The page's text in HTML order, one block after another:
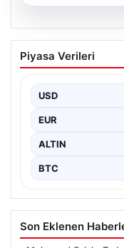
34 Yılın
Mutluluk: İkiz
Adıyaman'da
Piyasa Verileri
USD
EUR
ALTIN
BTC
Son Eklenen